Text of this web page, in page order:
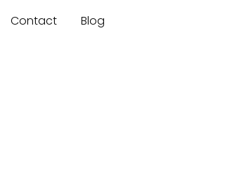
Contact Blog